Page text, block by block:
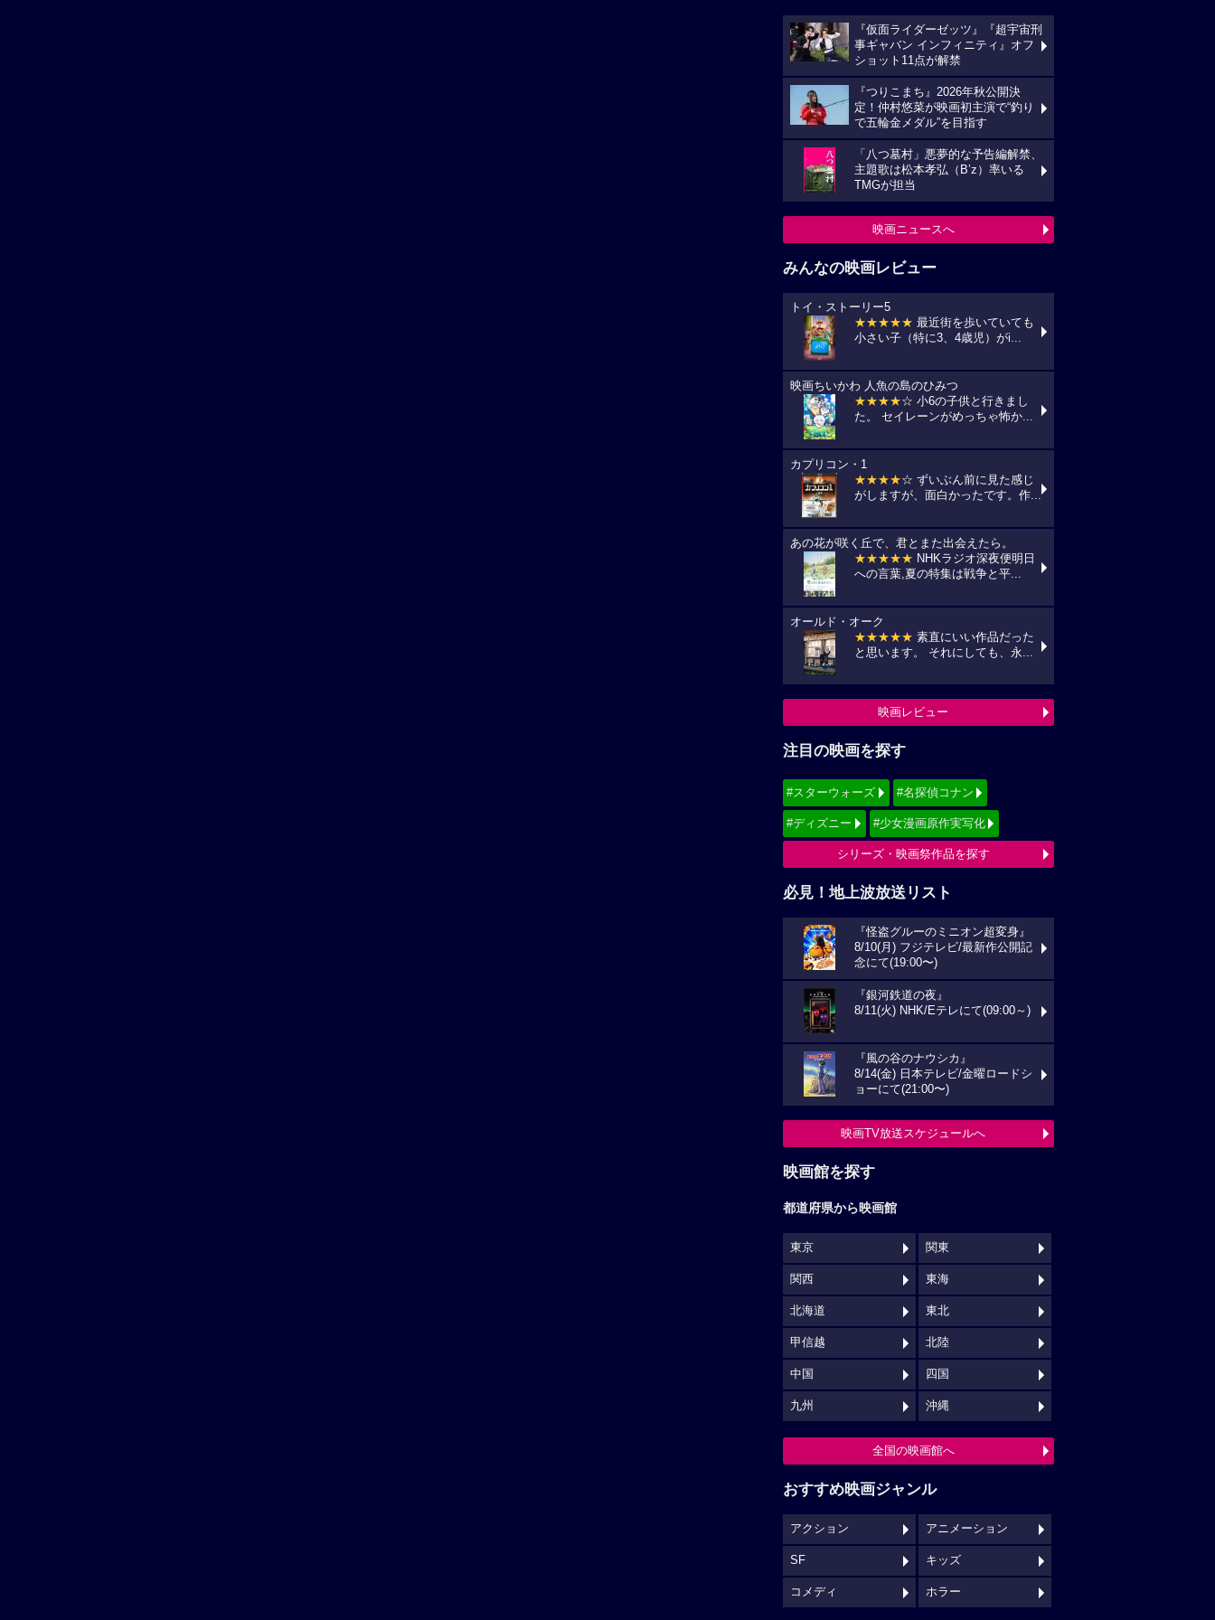
『仮面ライダーゼッツ』『超宇宙刑
事ギャバン インフィニティ』オフ
ショット11点が解禁
『つりこまち』2026年秋公開決
定！仲村悠菜が映画初主演で“釣り
で五輪金メダル”を目指す
「八つ墓村」悪夢的な予告編解禁、
主題歌は松本孝弘（B’z）率いる
TMGが担当
映画ニュースへ
みんなの映画レビュー
トイ・ストーリー5
★★★★★ 最近街を歩いていても
小さい子（特に3、4歳児）がi...
映画ちいかわ 人魚の島のひみつ
★★★★☆ 小6の子供と行きまし
た。 セイレーンがめっちゃ怖か...
カプリコン・1
★★★★☆ ずいぶん前に見た感じ
がしますが、面白かったです。作...
あの花が咲く丘で、君とまた出会えたら。
★★★★★ NHKラジオ深夜便明日
への言葉,夏の特集は戦争と平...
オールド・オーク
★★★★★ 素直にいい作品だった
と思います。 それにしても、永...
映画レビュー
注目の映画を探す
#スターウォーズ #名探偵コナン
#ディズニー #少女漫画原作実写化
シリーズ・映画祭作品を探す
必見！地上波放送リスト
『怪盗グルーのミニオン超変身』
8/10(月) フジテレビ/最新作公開記
念にて(19:00〜)
『銀河鉄道の夜』
8/11(火) NHK/Eテレにて(09:00～)
『風の谷のナウシカ』
8/14(金) 日本テレビ/金曜ロードシ
ョーにて(21:00〜)
映画TV放送スケジュールへ
映画館を探す
都道府県から映画館
東京 関東
関西 東海
北海道 東北
甲信越 北陸
中国 四国
九州 沖縄
全国の映画館へ
おすすめ映画ジャンル
アクション アニメーション
SF キッズ
コメディ ホラー